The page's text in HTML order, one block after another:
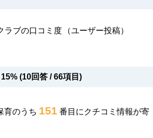
ラブの口コミ度 （ユーザー投稿）
(10回答 / 66項目)
育のうち 151 番目にクチコミ情報が寄